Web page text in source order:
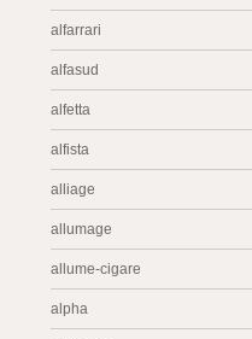
alfarrari
alfasud
alfetta
alfista
alliage
allumage
allume-cigare
alpha